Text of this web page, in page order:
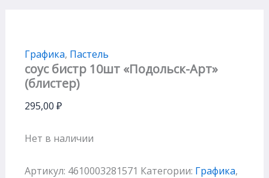
Графика, Пастель
соус бистр 10шт «Подольск-Арт»
(блистер)
295,00 ₽
Нет в наличии
Артикул: 4610003281571 Категории: Графика,